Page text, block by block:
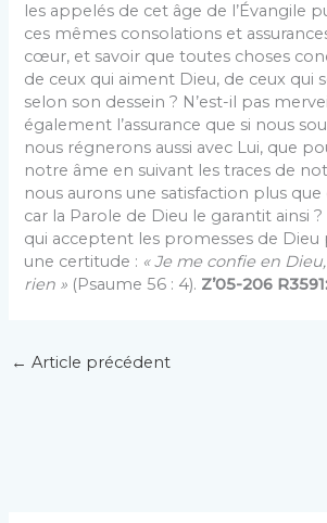
les appelés de cet âge de l’Évangile
ces mêmes consolations et
cœur, et savoir que toutes choses
de ceux qui aiment Dieu, de ceux qui
selon son dessein ? N’est-il pas
également l’assurance que si nous
nous régnerons aussi avec Lui, que
notre âme en suivant les traces de
nous aurons une satisfaction plus
car la Parole de Dieu le garantit ainsi
qui acceptent les promesses de Dieu
une certitude : « Je me confie en
rien » (Psaume 56 : 4). Z’05-206
← Article précédent